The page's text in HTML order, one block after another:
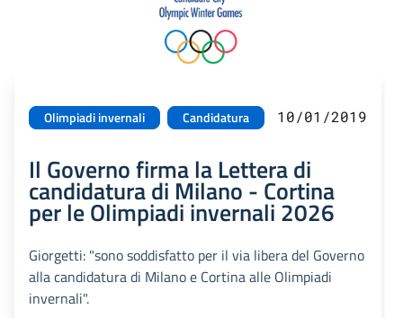
Olimpiadi invernali Candidatura 10/01/2019
Il Governo firma la Lettera di
candidatura di Milano - Cortina
per le Olimpiadi invernali 2026
Giorgetti: "sono soddisfatto per il via libera del Governo
alla candidatura di Milano e Cortina alle Olimpiadi
invernali".